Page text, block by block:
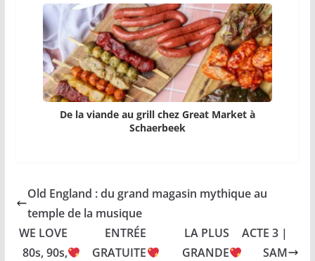
De la viande au grill chez Great Market à
Schaerbeek
Old England : du grand magasin mythique au
temple de la musique
WE LOVE
80s, 90s,
ENTRÉE
GRATUITE
LA PLUS
GRANDE
ACTE 3 |
SAM